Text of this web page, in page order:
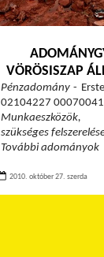
VÖRÖSISZAP
Pénzadomány-
02104227 00070041
szükséges
További adományok
2010. október 27. szerda